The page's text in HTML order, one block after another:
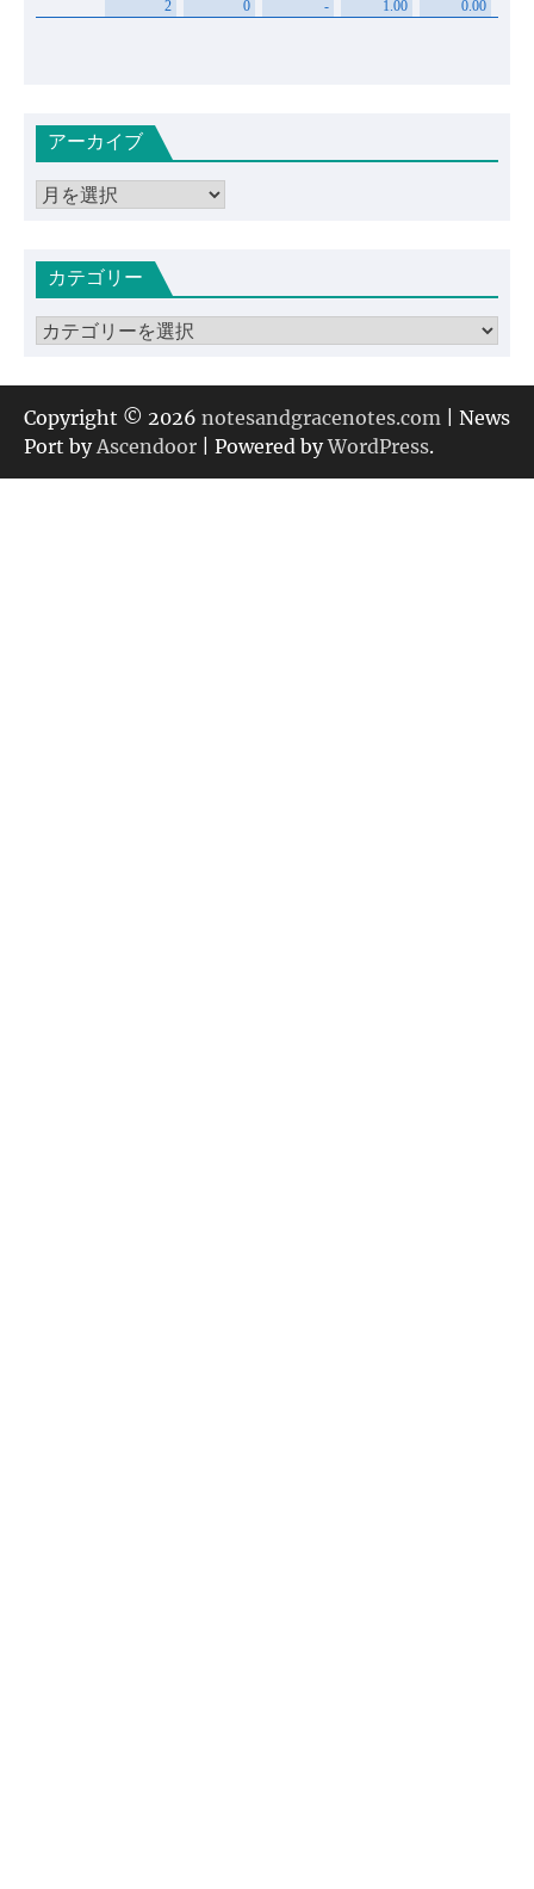
アーカイブ
ア
イカテゴリー
カ
ゴ
リ
ー
Copyright © 2026 notesandgracenotes.com | News
Port byAscendoor | Powered byWordPress.